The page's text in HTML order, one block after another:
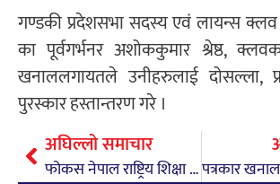
गण्डकी प्रदेशसभा सदस्य एवं लायन्स
का पूर्वगर्भनर अशोककुमार श्रेष्ठ,
खनाललगायतले उनीहरुलाई दोसल्ला,
पुरस्कार हस्तान्तरण गरे ।
अघिल्लो समाचार
फोकस नेपाल राष्ट्रिय शिक्षा उत्कृष्टता पुरस्कार–२०८२ वाट परशर मावि पुरस्कृत